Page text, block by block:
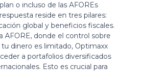
o incluso de las AFOREs
reside en tres pilares:
global y beneficios fiscales.
AFORE, donde el control sobre
dinero es limitado, Optimaxx
a portafolios diversificados
Esto es crucial para